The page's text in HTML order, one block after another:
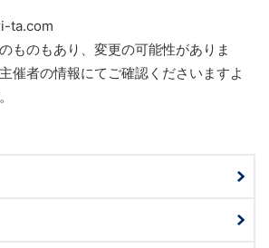
ta.com
ものもあり、変更の可能性がありま
催者の情報にてご確認くださいますよ